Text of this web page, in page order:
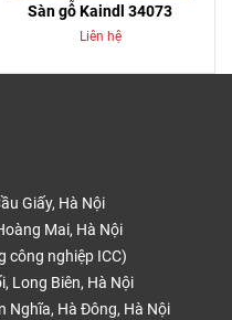
Sàn gỗ Kaindl 34073
Liên hệ
Giấy, Hà Nội
Mai, Hà Nội
công nghiệp ICC)
Long Biên, Hà Nội
Nghĩa, Hà Đông, Hà Nội